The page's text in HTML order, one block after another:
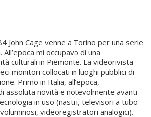
John Cage venne a Torino per una serie
mi occupavo di una
culturali in Piemonte. La videorivista
monitori collocati in luoghi pubblici di
Primo in Italia, all’epoca,
assoluta novità e notevolmente avanti
in uso (nastri, televisori a tubo
videoregistratori analogici).